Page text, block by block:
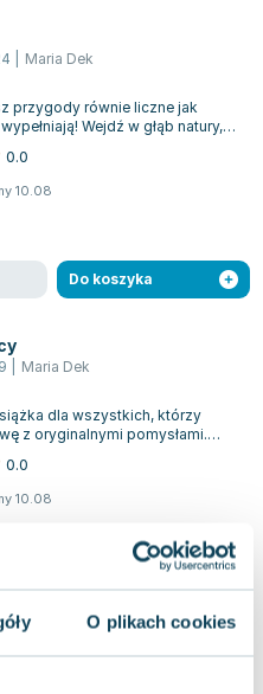
O plikach cookies
Maria Dek
przygody równie liczne jak
Wejdź w głąb natury,
i odkrywają...
0.0
10.08
Do koszyka
Maria Dek
dla wszystkich, którzy
z oryginalnymi pomysłami.
sympatyczna i barwn...
0.0
10.08
Do koszyka
dla dociekliwych